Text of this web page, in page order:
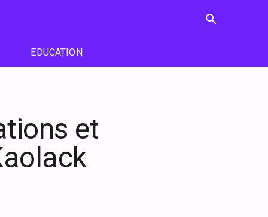
search
EDUCATION
et